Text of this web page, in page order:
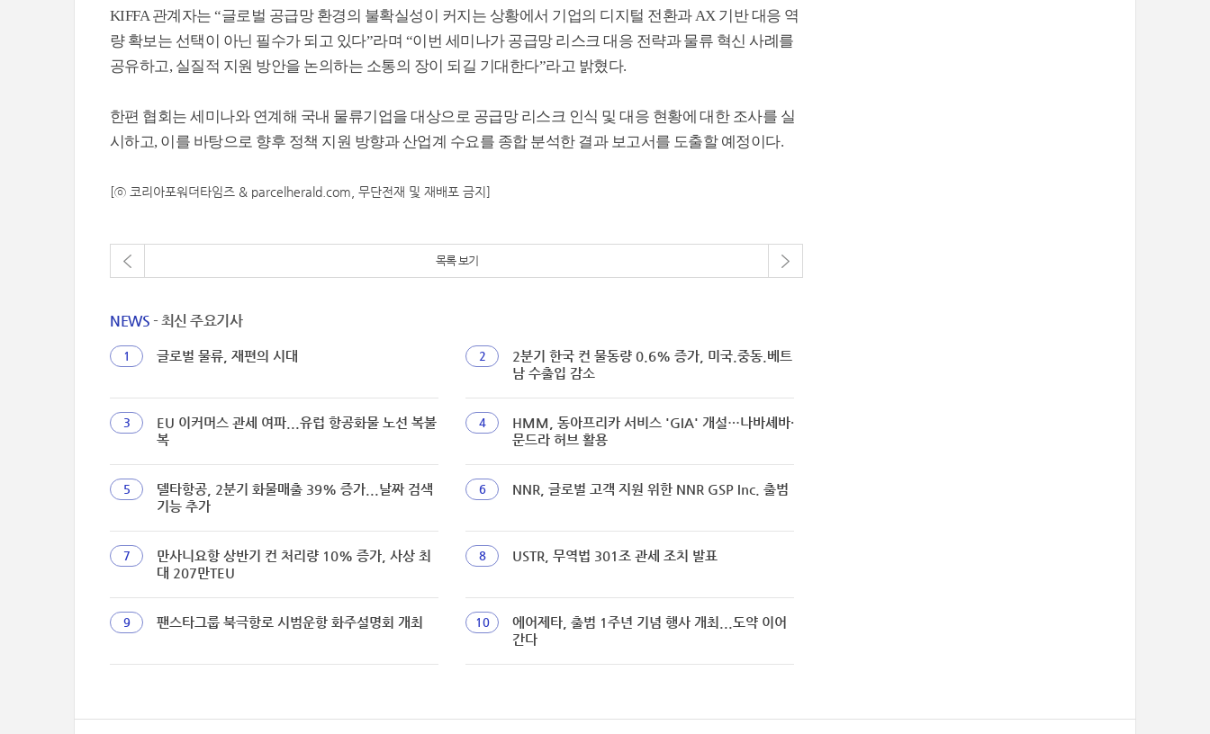
KIFFA 관계자는 “글로벌 공급망 환경의 불확실성이 커지는 상황에서 기업의 디지털 전환과 AX 기반 대응 역
량 확보는 선택이 아닌 필수가 되고 있다”라며 “이번 세미나가 공급망 리스크 대응 전략과 물류 혁신 사례를
공유하고, 실질적 지원 방안을 논의하는 소통의 장이 되길 기대한다”라고 밝혔다.
한편 협회는 세미나와 연계해 국내 물류기업을 대상으로 공급망 리스크 인식 및 대응 현황에 대한 조사를 실
시하고, 이를 바탕으로 향후 정책 지원 방향과 산업계 수요를 종합 분석한 결과 보고서를 도출할 예정이다.
[ⓒ 코리아포워더타임즈 & parcelherald.com, 무단전재 및 재배포 금지]
목록 보기
NEWS - 최신 주요기사
1 글로벌 물류, 재편의 시대 2
2분기 한국 컨 물동량 0.6% 증가, 미국.중동.베트
남 수출입 감소
3
EU 이커머스 관세 여파...유럽 항공화물 노선 복불
복
4
HMM, 동아프리카 서비스 'GIA' 개설…나바셰바·
문드라 허브 활용
5
델타항공, 2분기 화물매출 39% 증가...날짜 검색
기능 추가
6 NNR, 글로벌 고객 지원 위한 NNR GSP Inc. 출범
7
만사니요항 상반기 컨 처리량 10% 증가, 사상 최
대 207만TEU
8 USTR, 무역법 301조 관세 조치 발표
9 팬스타그룹 북극항로 시범운항 화주설명회 개최 10
에어제타, 출범 1주년 기념 행사 개최...도약 이어
간다